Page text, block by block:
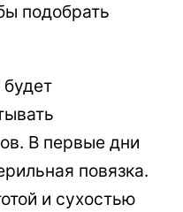
подобрать
В первые дни
повязка.
и сухостью